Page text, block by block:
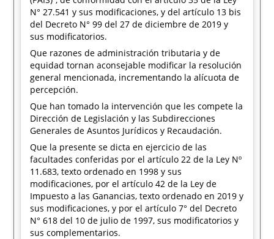
N° 27.541 y sus modificaciones, y del artículo 13 bis
del Decreto N° 99 del 27 de diciembre de 2019 y
sus modificatorios.
Que razones de administración tributaria y de
equidad tornan aconsejable modificar la resolución
general mencionada, incrementando la alícuota de
percepción.
Que han tomado la intervención que les compete la
Dirección de Legislación y las Subdirecciones
Generales de Asuntos Jurídicos y Recaudación.
Que la presente se dicta en ejercicio de las
facultades conferidas por el artículo 22 de la Ley Nº
11.683, texto ordenado en 1998 y sus
modificaciones, por el artículo 42 de la Ley de
Impuesto a las Ganancias, texto ordenado en 2019 y
sus modificaciones, y por el artículo 7° del Decreto
N° 618 del 10 de julio de 1997, sus modificatorios y
sus complementarios.